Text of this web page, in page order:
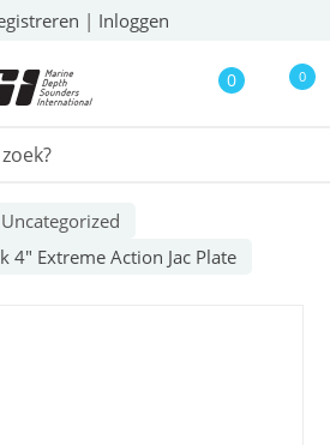
| Inloggen
0 0
Uncategorized
4″ Extreme Action Jac Plate